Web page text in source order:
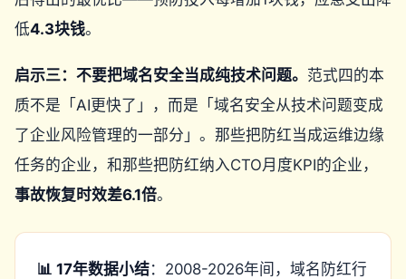
低4.3块钱。
启示三：不要把域名安全当成纯技术问题。 范式四的本
质不是「AI更快了」，而是「域名安全从技术问题变成
了企业风险管理的一部分」。那些把防红当成运维边缘
任务的企业，和那些把防红纳入CTO月度KPI的企业，
事故恢复时效差6.1倍。
📊 17年数据小结：2008-2026年间，域名防红行